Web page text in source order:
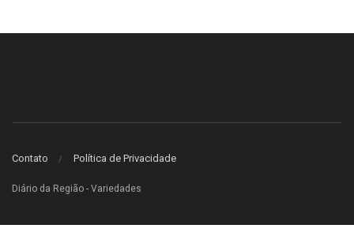
Contato Política de Privacidade
Diário da Região - Variedades